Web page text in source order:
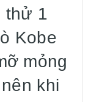
thử 1
Kobe
mỏng
khi